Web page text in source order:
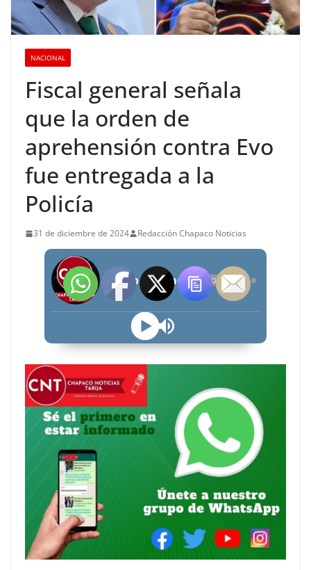
NACIONAL
Fiscal general señala
que la orden de
aprehensión contra Evo
fue entregada a la
Policía
31 de diciembre de 2024 Redacción Chapaco Noticias
Radio Chapaco Noticias Las 24 horas en vivo OFFLINE